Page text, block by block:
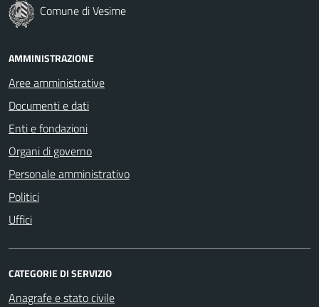
Comune di Vesime
AMMINISTRAZIONE
Aree amministrative
Documenti e dati
Enti e fondazioni
Organi di governo
Personale amministrativo
Politici
Uffici
CATEGORIE DI SERVIZIO
Anagrafe e stato civile